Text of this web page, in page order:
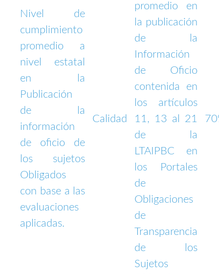
Nivel de
cumplimiento
promedio a
nivel estatal
en la
Publicación
de la
información
de oficio de
los sujetos
Obligados
con base a las
evaluaciones
aplicadas.
Calidad
promedio en
la publicación
de la
Información
de Oficio
contenida en
los artículos
11, 13 al 21
de la
LTAIPBC en
los Portales
de
Obligaciones
de
Transparencia
de los
Sujetos